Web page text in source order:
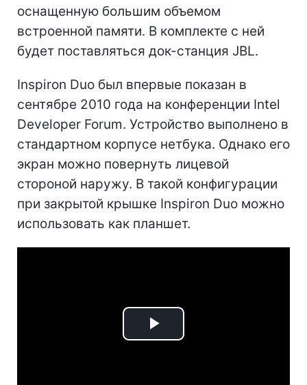
оснащенную большим объемом
встроенной памяти. В комплекте с ней
будет поставляться док-станция JBL.
Inspiron Duo был впервые показан в
сентябре 2010 года на конференции Intel
Developer Forum. Устройство выполнено в
стандартном корпусе нетбука. Однако его
экран можно повернуть лицевой
стороной наружу. В такой конфигурации
при закрытой крышке Inspiron Duo можно
использовать как планшет.
Play